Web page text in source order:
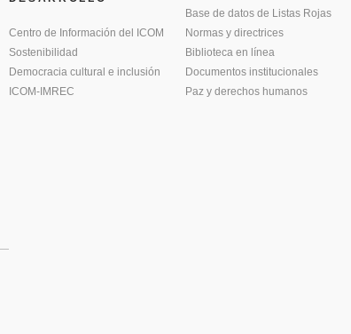
Centro de Información del ICOM
Sostenibilidad
Democracia cultural e inclusión
ICOM-IMREC
Base de datos de Listas Rojas
Normas y directrices
Biblioteca en línea
Documentos institucionales
Paz y derechos humanos